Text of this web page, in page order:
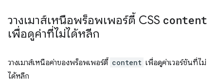
วางเมาส์เหนือพร็อพเพอร์ตี้ CSS content
เพื่อดูค่าที่ไม่ได้หลีก
วางเมาส์เหนือค่าของพร็อพเพอร์ตี้ content เพื่อดูค่าเวอร์ชันที่ไม่
ได้หลีก